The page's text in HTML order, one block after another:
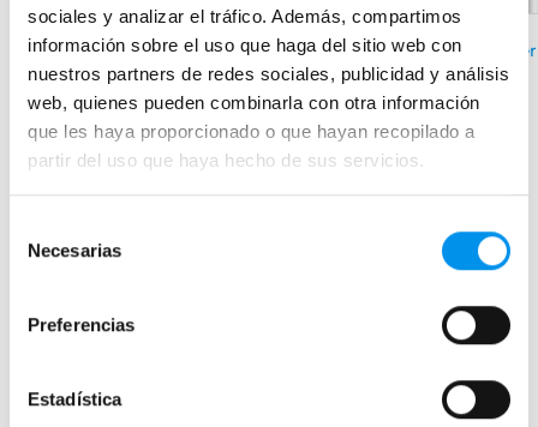
sociales y analizar el tráfico. Además, compartimos
información sobre el uso que haga del sitio web con
nuestros partners de redes sociales, publicidad y análisis
web, quienes pueden combinarla con otra información
que les haya proporcionado o que hayan recopilado a
partir del uso que haya hecho de sus servicios.
Necesarias
Preferencias
Estadística
+ 1 COLORES DISPONIBLES
Ver opciones›
Ver opciones›
Mamparas de bañera
Bañeras en esquina
Mamparas de bañera abatibles
Mamparas de bañera sin perfilería